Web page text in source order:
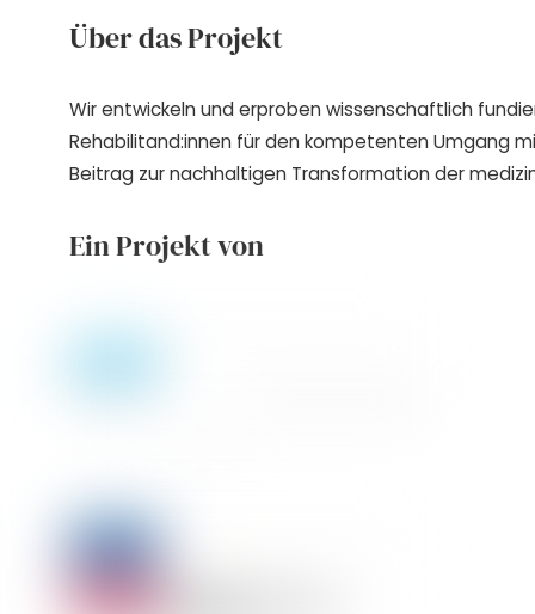
Über das Projekt
Wir entwickeln und erproben wissenschaftlich
Rehabilitand:innen für den kompetenten Umgang
Beitrag zur nachhaltigen Transformation der
Ein Projekt von